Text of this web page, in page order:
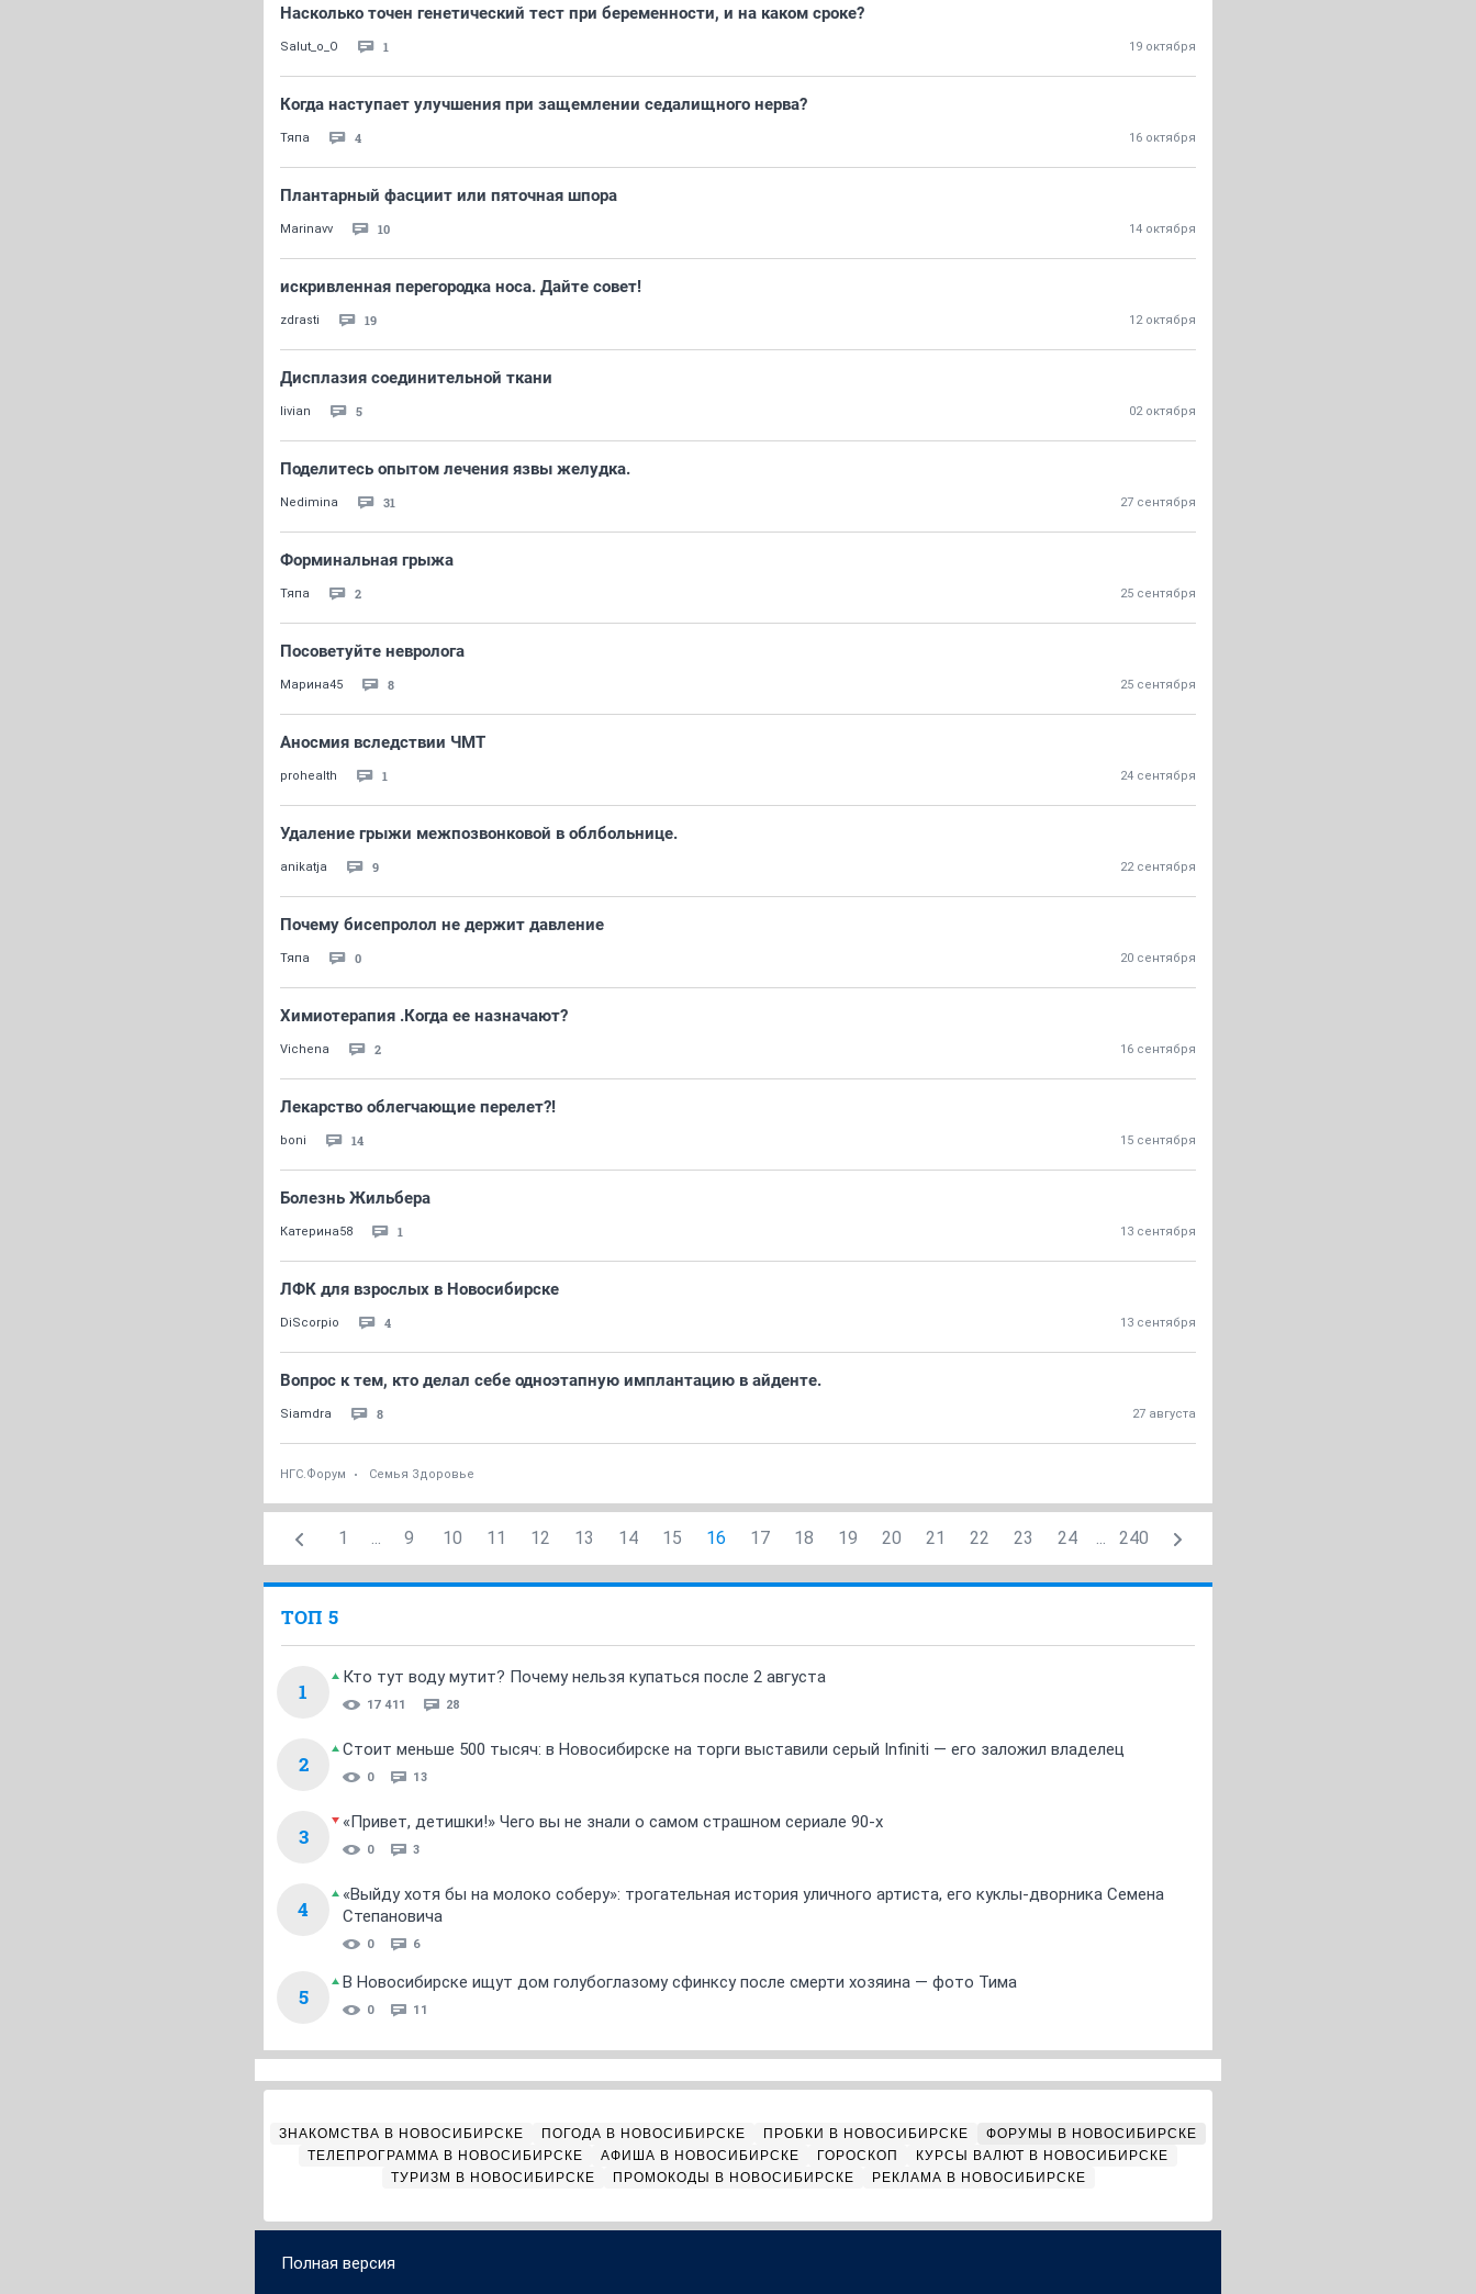
Насколько точен генетический тест при беременности, и на каком сроке?
Salut_o_O 1 19 октября
Когда наступает улучшения при защемлении седалищного нерва?
Тяпа 4 16 октября
Плантарный фасциит или пяточная шпора
Marinavv 10 14 октября
искривленная перегородка носа. Дайте совет!
zdrasti 19 12 октября
Дисплазия соединительной ткани
livian 5 02 октября
Поделитесь опытом лечения язвы желудка.
Nedimina 31 27 сентября
Форминальная грыжа
Тяпа 2 25 сентября
Посоветуйте невролога
Марина45 8 25 сентября
Аносмия вследствии ЧМТ
prohealth 1 24 сентября
Удаление грыжи межпозвонковой в облбольнице.
anikatja 9 22 сентября
Почему бисепролол не держит давление
Тяпа 0 20 сентября
Химиотерапия .Когда ее назначают?
Vichena 2 16 сентября
Лекарство облегчающие перелет?!
boni 14 15 сентября
Болезнь Жильбера
Катерина58 1 13 сентября
ЛФК для взрослых в Новосибирске
DiScorpio 4 13 сентября
Вопрос к тем, кто делал себе одноэтапную имплантацию в айденте.
Siamdra 8 27 августа
НГС.Форум Семья Здоровье
1 ... 9 10 11 12 13 14 15 16 17 18 19 20 21 22 23 24 ... 240
ТОП 5
1
Кто тут воду мутит? Почему нельзя купаться после 2 августа
17 411 28
2
Стоит меньше 500 тысяч: в Новосибирске на торги выставили серый Infiniti — его заложил владелец
0 13
3
«Привет, детишки!» Чего вы не знали о самом страшном сериале 90-х
0 3
4
«Выйду хотя бы на молоко соберу»: трогательная история уличного артиста, его куклы-дворника Семена
Степановича
0 6
5
В Новосибирске ищут дом голубоглазому сфинксу после смерти хозяина — фото Тима
0 11
ЗНАКОМСТВА В НОВОСИБИРСКЕ ПОГОДА В НОВОСИБИРСКЕ ПРОБКИ В НОВОСИБИРСКЕ
ФОРУМЫ В НОВОСИБИРСКЕ
ТЕЛЕПРОГРАММА В НОВОСИБИРСКЕ
АФИША В НОВОСИБИРСКЕ ГОРОСКОП
КУРСЫ ВАЛЮТ В НОВОСИБИРСКЕ
ТУРИЗМ В НОВОСИБИРСКЕ
ПРОМОКОДЫ В НОВОСИБИРСКЕ РЕКЛАМА В НОВОСИБИРСКЕ
Полная версия